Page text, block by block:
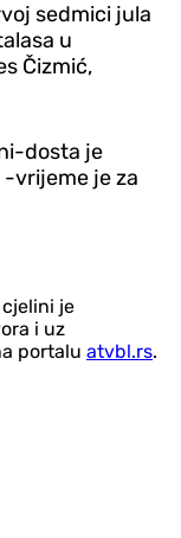
sedmici jula
u
Čizmić,
dosta je
vrijeme je za
je
i uz
portalu atvbl.rs.